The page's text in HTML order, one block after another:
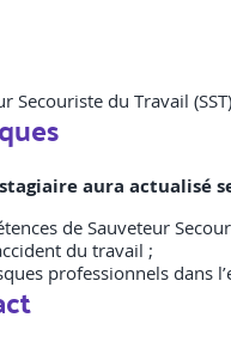
Secouriste du Travail
aura actualisé
de Sauveteur
du travail ;
professionnels dans